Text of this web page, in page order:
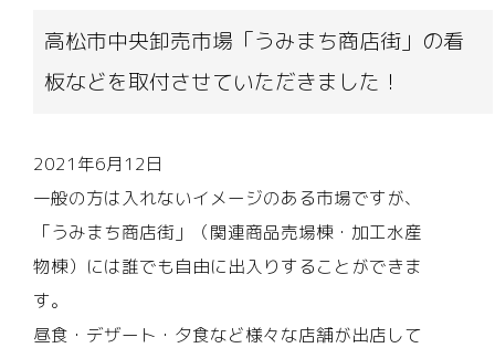
高松市中央卸売市場「うみまち商店街」の看
板などを取付させていただきました！
2021年6月12日
一般の方は入れないイメージのある市場ですが、
「うみまち商店街」（関連商品売場棟・加工水産
物棟）には誰でも自由に出入りすることができま
す。
昼食・デザート・夕食など様々な店舗が出店して